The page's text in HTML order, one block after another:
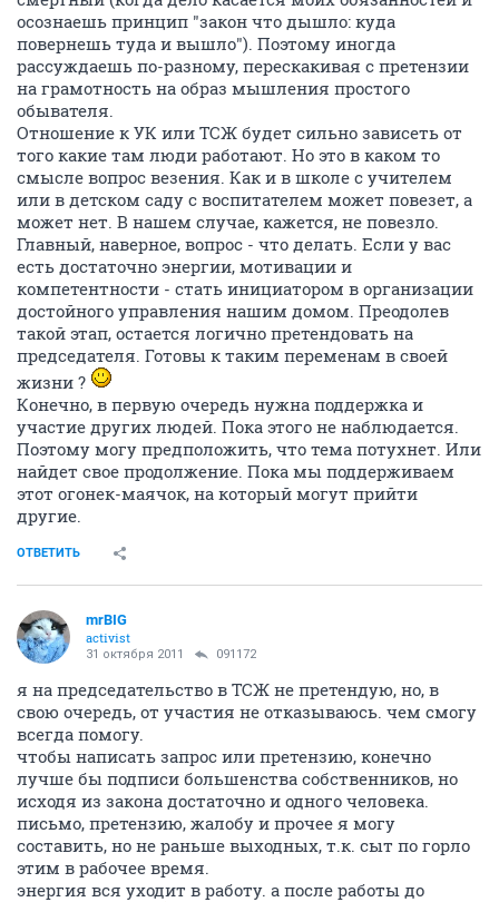
осознаешь принцип "закон что дышло: куда
повернешь туда и вышло"). Поэтому иногда
рассуждаешь по-разному, перескакивая с претензии
на грамотность на образ мышления простого
обывателя.
Отношение к УК или ТСЖ будет сильно зависеть от
того какие там люди работают. Но это в каком то
смысле вопрос везения. Как и в школе с учителем
или в детском саду с воспитателем может повезет, а
может нет. В нашем случае, кажется, не повезло.
Главный, наверное, вопрос - что делать. Если у вас
есть достаточно энергии, мотивации и
компетентности - стать инициатором в организации
достойного управления нашим домом. Преодолев
такой этап, остается логично претендовать на
председателя. Готовы к таким переменам в своей
жизни ?
Конечно, в первую очередь нужна поддержка и
участие других людей. Пока этого не наблюдается.
Поэтому могу предположить, что тема потухнет. Или
найдет свое продолжение. Пока мы поддерживаем
этот огонек-маячок, на который могут прийти
другие.
ОТВЕТИТЬ
mrBIG
activist
31 октября 2011 091172
я на председательство в ТСЖ не претендую, но, в
свою очередь, от участия не отказываюсь. чем смогу
всегда помогу.
чтобы написать запрос или претензию, конечно
лучше бы подписи большенства собственников, но
исходя из закона достаточно и одного человека.
письмо, претензию, жалобу и прочее я могу
составить, но не раньше выходных, т.к. сыт по горло
этим в рабочее время.
энергия вся уходит в работу. а после работы до